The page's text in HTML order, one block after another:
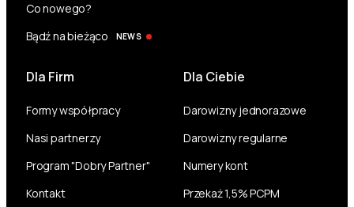
Co nowego?
Bądź na bieżąco
NEWS
Dla Firm
Formy współpracy
Nasi partnerzy
Program "Dobry Partner"
Kontakt
Dla Ciebie
Darowizny jednorazowe
Darowizny regularne
Numery kont
Przekaż 1,5% PCPM